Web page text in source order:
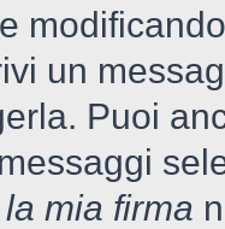
un
Puoi
mia firma